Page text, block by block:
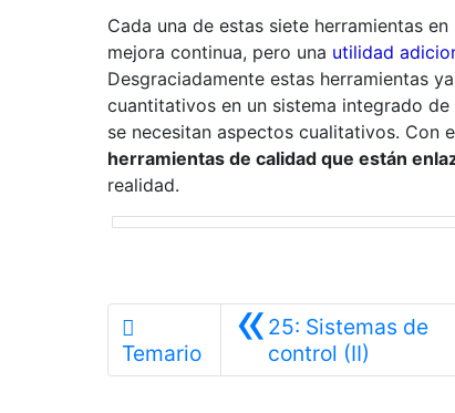
Cada una de estas siete herramientas
mejora continua, pero una utilidad
Desgraciadamente estas herramientas
cuantitativos en un sistema integrado
se necesitan aspectos cualitativos. Con
herramientas de calidad que están
realidad.
Temario «25: Sistemas de
control (II)